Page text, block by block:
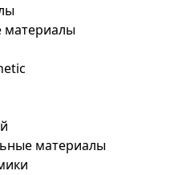
материалы
материалы